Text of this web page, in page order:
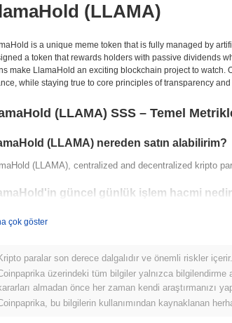
(LLAMA)
is a unique meme token that is fully managed by
a token that rewards holders with passive dividends
make LlamaHold an exciting blockchain project to watch.
while staying true to core principles of transparency
(LLAMA) SSS – Temel
(LLAMA) nereden satın alabilirim?
(LLAMA), centralized and decentralized kripto
güncel günlük işlem hacmi
fiyat aralığı geçmişi nedir?
Zamanların En Yüksek Değeri (ATH):
Zamanların En Düşük Değeri (ATL):₺ 0.00
şu anda ATH'sinin~0.00% altında işlem görüyor .
çok göster
paralar son derece dalgalıdır ve önemli riskler
üzerindeki tüm bilgiler yalnızca bilgilendirme
almadan önce her zaman kendi araştırmanızı
bu bilgilerin kullanımından kaynaklanan